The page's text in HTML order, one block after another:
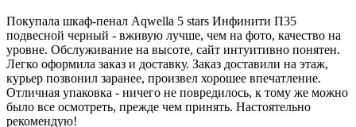
Покупала шкаф-пенал Aqwella 5 stars Инфинити П35
подвесной черный - вживую лучше, чем на фото, качество на
уровне. Обслуживание на высоте, сайт интуитивно понятен.
Легко оформила заказ и доставку. Заказ доставили на этаж,
курьер позвонил заранее, произвел хорошее впечатление.
Отличная упаковка - ничего не повредилось, к тому же можно
было все осмотреть, прежде чем принять. Настоятельно
рекомендую!